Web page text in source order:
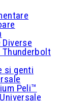
Thunderbolt
si genti
Peli™